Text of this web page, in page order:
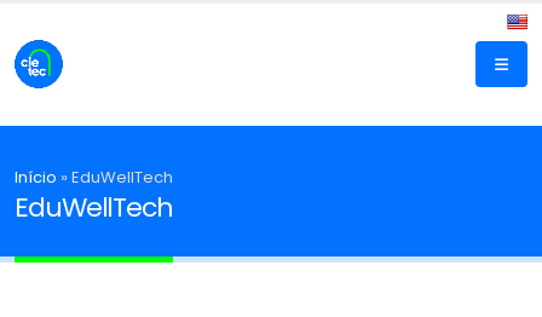
EduWellTech
Início »EduWellTech